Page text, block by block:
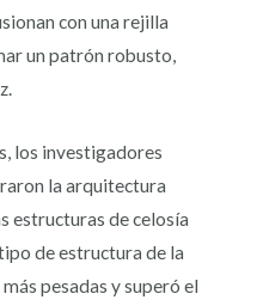
con una rejilla
un patrón robusto,
los investigadores
la arquitectura
estructuras de celosía
de estructura de la
pesadas y superó el